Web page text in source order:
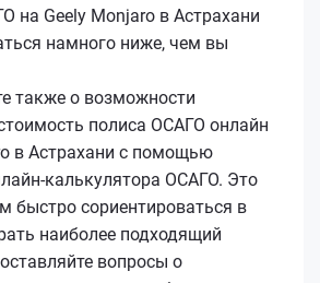
на Geely Monjaro в Астрахани
намного ниже, чем вы
также о возможности
полиса ОСАГО онлайн
в Астрахани с помощью
калькулятора ОСАГО. Это
быстро сориентироваться в
наиболее подходящий
вопросы о